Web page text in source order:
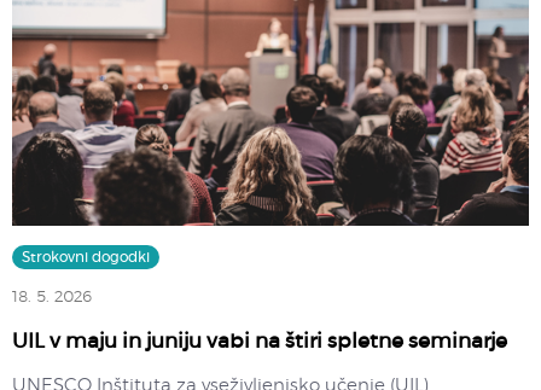
Strokovni dogodki
18. 5. 2026
UIL v maju in juniju vabi na štiri spletne seminarje
UNESCO Inštituta za vseživljenjsko učenje (UIL)